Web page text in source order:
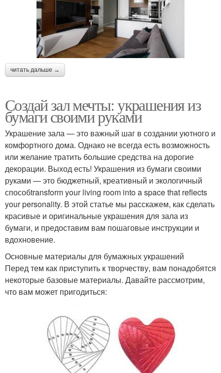
читать дальше →
Создай зал мечты: украшения из
бумаги своими руками
Украшение зала — это важный шаг в создании уютного и
комфортного дома. Однако не всегда есть возможность
или желание тратить большие средства на дорогие
декорации. Выход есть! Украшения из бумаги своими
руками — это бюджетный, креативный и экологичный
способtransform your living room into a space that reflects
your personality. В этой статье мы расскажем, как сделать
красивые и оригинальные украшения для зала из
бумаги, и предоставим вам пошаговые инструкции и
вдохновение.
Основные материалы для бумажных украшений
Перед тем как приступить к творчеству, вам понадобятся
некоторые базовые материалы. Давайте рассмотрим,
что вам может пригодиться: